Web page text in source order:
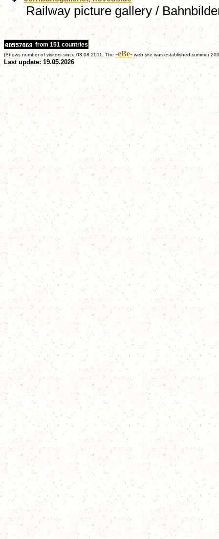
Railway picture gallery /
from 151 countries
(Shows number of visitors since 03.08.2011. The -eBe- web site was established summer
Last update: 19.05.2026